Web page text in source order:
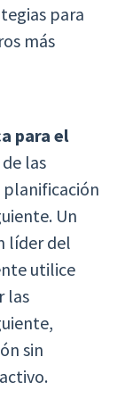
para
más
para el
las
planificación
Un
líder del
utilice
las
sin